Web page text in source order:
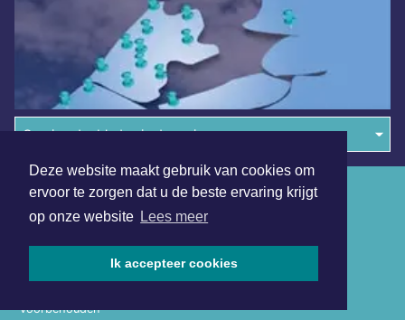
Deze website maakt gebruik van cookies om
ervoor te zorgen dat u de beste ervaring krijgt
op onze website Lees meer
Ik accepteer cookies
Overige dagbladen in de regio
voorbehouden
Algemene voorwaarden
Disclaimer